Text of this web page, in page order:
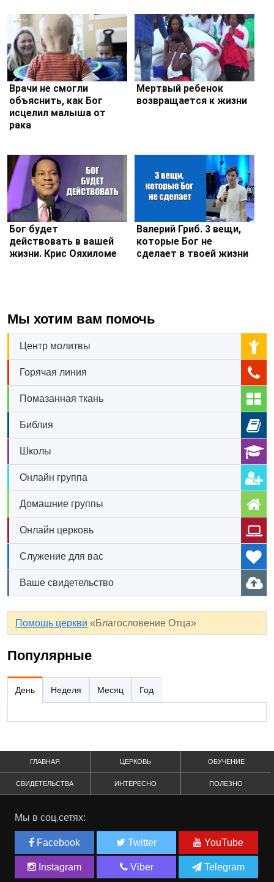
Врачи не смогли
объяснить, как Бог
исцелил малыша от
рака
Мертвый ребенок
возвращается к жизни
Бог будет
действовать в вашей
жизни. Крис Ояхиломе
Валерий Гриб. 3 вещи,
которые Бог не
сделает в твоей жизни
Мы хотим вам помочь
Центр молитвы
Горячая линия
Помазанная ткань
Библия
Школы
Онлайн группа
Домашние группы
Онлайн церковь
Служение для вас
Ваше свидетельство
Помощь церкви «Благословение Отца»
Популярные
День Неделя Месяц Год
ГЛАВНАЯ ЦЕРКОВЬ ОБУЧЕНИЕ
СВИДЕТЕЛЬСТВА ИНТЕРЕСНО ПОЛЕЗНО
Мы в соц.сетях:
Facebook Twitter YouTube
Instagram Viber Telegram